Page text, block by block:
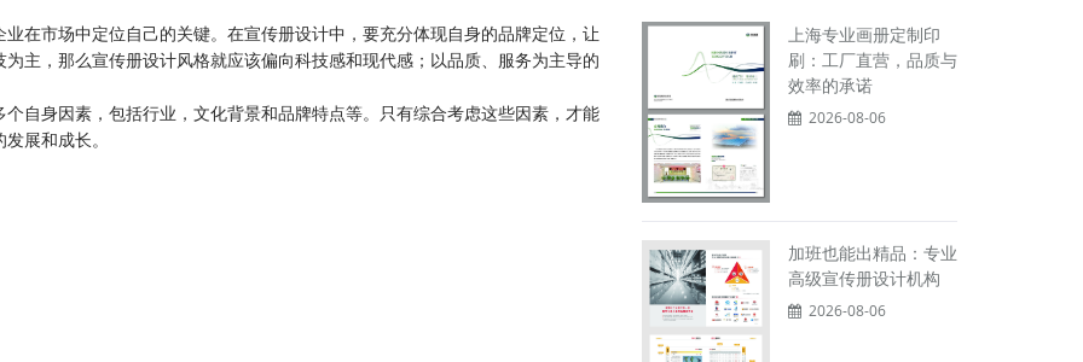
在市场中定位自己的关键。在宣传册设计中，要充分体现自身的品牌定位，让
主，那么宣传册设计风格就应该偏向科技感和现代感；以品质、服务为主导的
自身因素，包括行业，文化背景和品牌特点等。只有综合考虑这些因素，才能
展和成长。
上海专业画册定制印
刷：工厂直营，品质与
效率的承诺
2026-08-06
加班也能出精品：专业
高级宣传册设计机构
2026-08-06